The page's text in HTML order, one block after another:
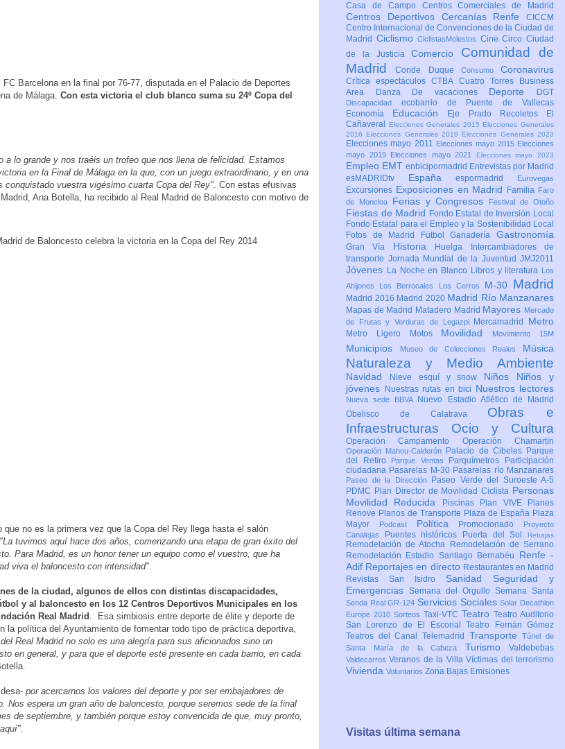
FC Barcelona en la final por 76-77, disputada en el Palacio de Deportes
de Málaga. Con esta victoria el club blanco suma su 24º Copa del
a lo grande y nos traéis un trofeo que nos llena de felicidad. Estamos
en la Final de Málaga en la que, con un juego extraordinario, y en una
conquistado vuestra vigésimo cuarta Copa del Rey" . Con estas efusivas
Ana Botella, ha recibido al Real Madrid de Baloncesto con motivo de
que no es la primera vez que la Copa del Rey llega hasta el salón
"La tuvimos aquí hace dos años, comenzando una etapa de gran éxito del
Para Madrid, es un honor tener un equipo como el vuestro, que ha
viva el baloncesto con intensidad"
de la ciudad, algunos de ellos con distintas discapacidades,
y al baloncesto en los 12 Centros Deportivos Municipales en los
Real Madrid
. Esa simbiosis entre deporte de élite y deporte de
la política del Ayuntamiento de fomentar todo tipo de práctica deportiva,
Real Madrid no solo es una alegría para sus aficionados sino un
en general, y para que el deporte esté presente en cada barrio, en cada
por acercarnos los valores del deporte y por ser embajadores de
Nos espera un gran año de baloncesto, porque seremos sede de la final
de septiembre, y también porque estoy convencida de que, muy pronto,
Casa de Campo Centros Comerciales de Madrid
Centros Deportivos Cercanías Renfe CICCM
Centro Internacional de Convenciones de la Ciudad de
Madrid CiclismoCiclistasMolestos CineCircoCiudad
de la JusticiaComercio Comunidad de
MadridConde Duque Consumo Coronavirus
Crítica espectáculosCTBA Cuatro Torres Business
Area
Danza De vacaciones Deporte DGT
Discapacidad ecobarrio de Puente de Vallecas
Economía Educación Eje Prado Recoletos
El
Cañaveral
Elecciones Generales 2015 Elecciones Generales
2016 Elecciones Generales 2019 Elecciones Generales 2023
Elecciones mayo 2011 Elecciones mayo 2015 Elecciones
mayo 2019
Elecciones mayo 2021 Elecciones mayo 2023
Empleo EMT enbicipormadrid Entrevistas por Madrid
esMADRIDtv Españaespormadrid Eurovegas
Excursiones Exposiciones en Madrid Familia Faro
de Moncloa
Ferias y Congresos Festival de Otoño
Fiestas de Madrid Fondo Estatal de Inversión Local
Fondo Estatal para el Empleo y la Sostenibilidad Local
Fotos de Madrid
FútbolGanaderíaGastronomía
Gran Vía Historia Huelga
Intercambiadores de
transporte Jornada Mundial de la Juventud JMJ2011
Jóvenes La Noche en Blanco Libros y literatura
Los
Ahijones
Los Berrocales Los Cerros M-30 Madrid
Madrid 2016 Madrid 2020 Madrid Río Manzanares
Mapas de Madrid Matadero Madrid Mayores Mercado
de Frutas y Verduras de Legazpi
Mercamadrid Metro
Metro Ligero Motos Movilidad Movimiento 15M
Municipios Museo de Colecciones Reales Música
Naturaleza y Medio Ambiente
Navidad Nieve esquí y snow Niños Niños y
jóvenes
Nuestras rutas en bici Nuestros lectores
Nueva sede BBVA
Nuevo Estadio Atlético de Madrid
Obelisco de Calatrava Obras e
Infraestructuras Ocio y Cultura
Operación Campamento Operación Chamartín
Operación Mahou-Calderón Palacio de Cibeles Parque
del Retiro
Parque Ventas Parquímetros
Participación
ciudadana Pasarelas M-30 Pasarelas río Manzanares
Paseo de la Dirección
Paseo Verde del Suroeste A-5
PDMC Plan Director de Movilidad Ciclista Personas
Movilidad Reducida
Piscinas Plan VIVE
Planes
Renove Planos de Transporte Plaza de España Plaza
Mayor
Podcast Política Promocionado
Proyecto
Canalejas
Puentes históricos Puerta del Sol Rebajas
Remodelación de Atocha
Remodelación de Serrano
Remodelación Estadio Santiago Bernabéu Renfe -
Adif Reportajes en directo Restaurantes en Madrid
Revistas San Isidro Sanidad Seguridad y
Emergencias Semana del Orgullo Semana Santa
Senda Real GR-124 Servicios SocialesSolar Decathlon
Europe 2010 Sorteos Taxi-VTC Teatro Teatro Auditorio
San Lorenzo de El EscorialTeatro Fernán Gómez
Teatros del Canal Telemadrid TransporteTúnel de
Santa María de la Cabeza Turismo Valdebebas
ValdecarrosVeranos de la VillaVíctimas del terrorismo
Vivienda Voluntarios Zona Bajas Emisiones
Visitas última semana